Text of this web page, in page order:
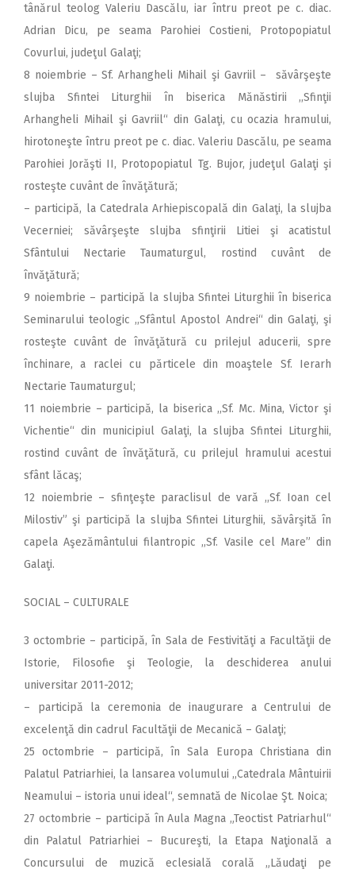
tânărul teolog Valeriu Dascălu, iar întru preot pe c. diac.
Adrian Dicu, pe seama Parohiei Costieni, Protopopiatul
Covurlui, judeţul Galaţi;
8 noiembrie – Sf. Arhangheli Mihail şi Gavriil – săvârşeşte
slujba Sfintei Liturghii în biserica Mănăstirii ,,Sfinţii
Arhangheli Mihail şi Gavriil“ din Galaţi, cu ocazia hramului,
hirotoneşte întru preot pe c. diac. Valeriu Dascălu, pe seama
Parohiei Jorăşti II, Protopopiatul Tg. Bujor, judeţul Galaţi şi
rosteşte cuvânt de învăţătură;
– participă, la Catedrala Arhiepiscopală din Galaţi, la slujba
Vecerniei; săvârşeşte slujba sfinţirii Litiei şi acatistul
Sfântului Nectarie Taumaturgul, rostind cuvânt de
învăţătură;
9 noiembrie – participă la slujba Sfintei Liturghii în biserica
Seminarului teologic ,,Sfântul Apostol Andrei“ din Galaţi, şi
rosteşte cuvânt de învăţătură cu prilejul aducerii, spre
închinare, a raclei cu părticele din moaştele Sf. Ierarh
Nectarie Taumaturgul;
11 noiembrie – participă, la biserica ,,Sf. Mc. Mina, Victor şi
Vichentie“ din municipiul Galaţi, la slujba Sfintei Liturghii,
rostind cuvânt de învăţătură, cu prilejul hramului acestui
sfânt lăcaş;
12 noiembrie – sfinţeşte paraclisul de vară ,,Sf. Ioan cel
Milostiv” şi participă la slujba Sfintei Liturghii, săvârşită în
capela Aşezământului filantropic ,,Sf. Vasile cel Mare” din
Galaţi.
SOCIAL – CULTURALE
3 octombrie – participă, în Sala de Festivităţi a Facultăţii de
Istorie, Filosofie şi Teologie, la deschiderea anului
universitar 2011-2012;
– participă la ceremonia de inaugurare a Centrului de
excelenţă din cadrul Facultăţii de Mecanică – Galaţi;
25 octombrie – participă, în Sala Europa Christiana din
Palatul Patriarhiei, la lansarea volumului ,,Catedrala Mântuirii
Neamului – istoria unui ideal“, semnată de Nicolae Şt. Noica;
27 octombrie – participă în Aula Magna „Teoctist Patriarhul“
din Palatul Patriarhiei – Bucureşti, la Etapa Naţională a
Concursului de muzică eclesială corală „Lăudaţi pe